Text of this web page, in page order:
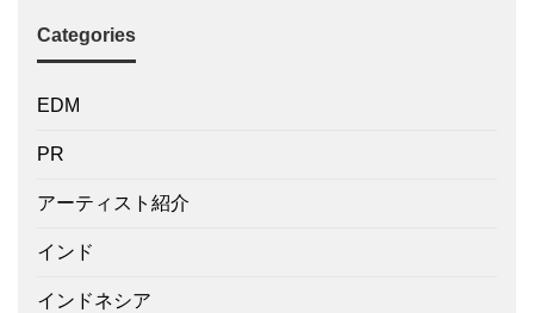
Categories
EDM
PR
アーティスト紹介
インド
インドネシア